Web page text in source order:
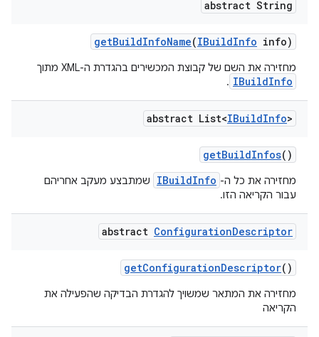
abstract String
getBuildInfoName(IBuildInfo info)
מחזירה את השם של קבוצת המכשירים בהגדרת ה-XML מתוך
IBuildInfo
.
abstract List<IBuildInfo>
getBuildInfos()
מחזירה את כל ה- IBuildInfo
שמתבצע מעקב אחריהם
עבור הקריאה הזו.
abstract ConfigurationDescriptor
getConfigurationDescriptor()
מחזירה את המתאר שמשויך להגדרת הבדיקה שהפעילה את
הקריאה